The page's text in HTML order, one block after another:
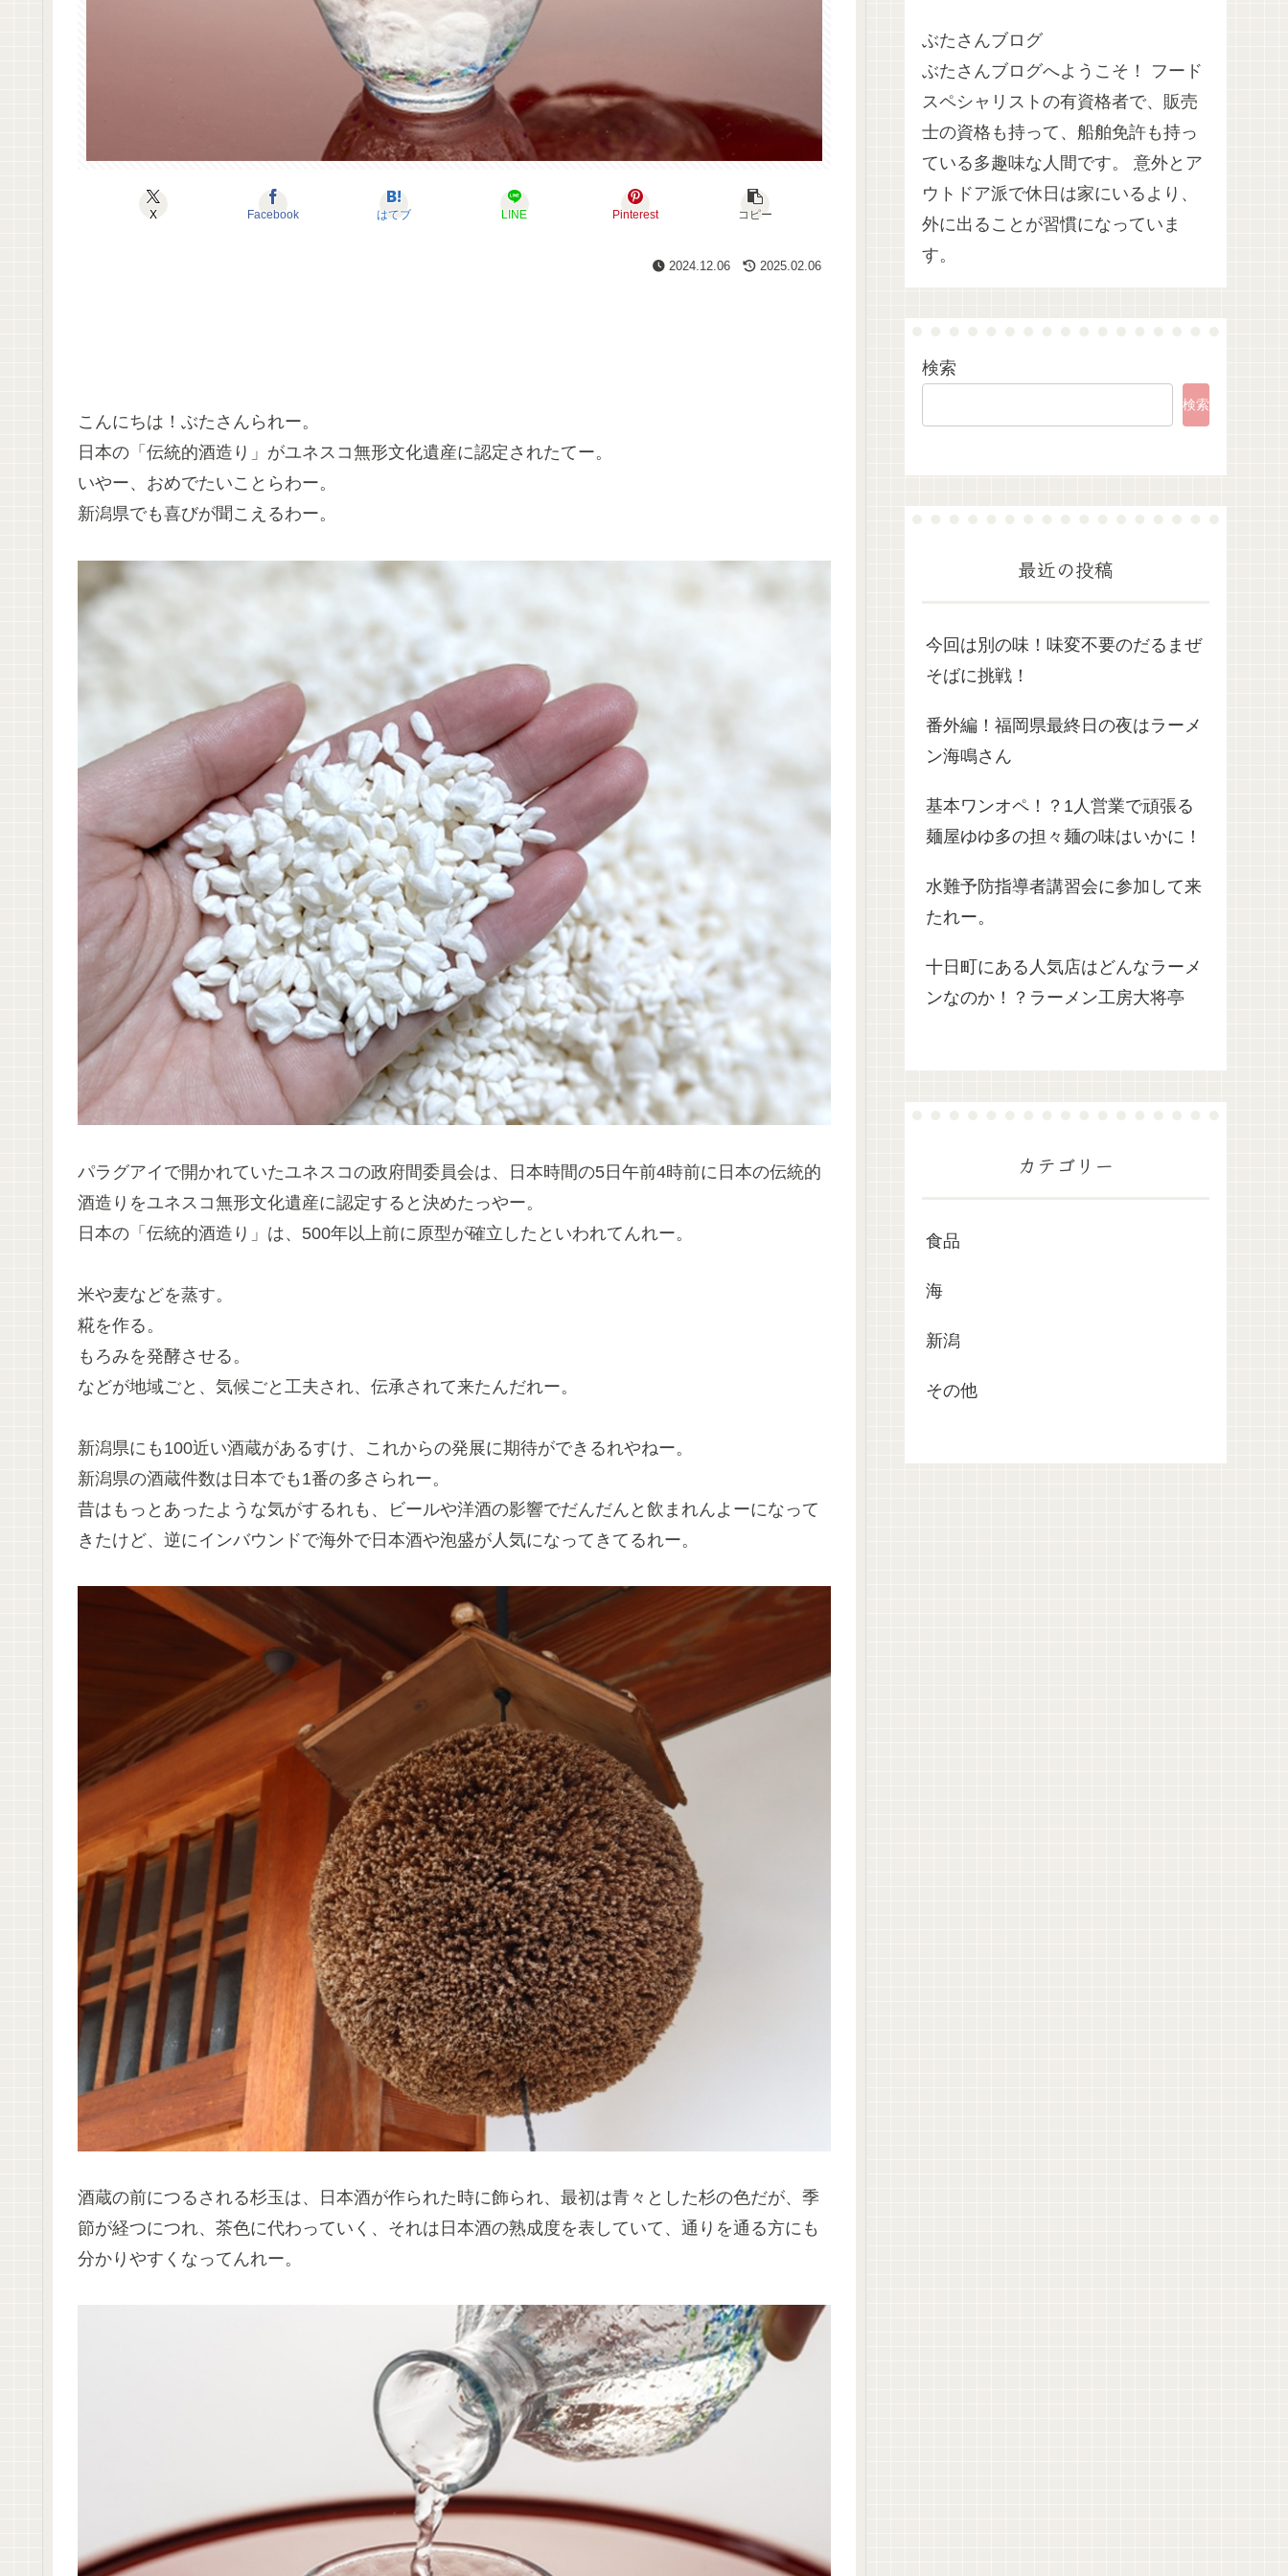
X Facebook はてブ LINE Pinterest コピー
2024.12.06 2025.02.06
こんにちは！ぶたさんられー。
日本の「伝統的酒造り」がユネスコ無形文化遺産に認定されたてー。
いやー、おめでたいことらわー。
新潟県でも喜びが聞こえるわー。
パラグアイで開かれていたユネスコの政府間委員会は、日本時間の5日午前4時前に日本の伝統的
酒造りをユネスコ無形文化遺産に認定すると決めたっやー。
日本の「伝統的酒造り」は、500年以上前に原型が確立したといわれてんれー。
米や麦などを蒸す。
糀を作る。
もろみを発酵させる。
などが地域ごと、気候ごと工夫され、伝承されて来たんだれー。
新潟県にも100近い酒蔵があるすけ、これからの発展に期待ができるれやねー。
新潟県の酒蔵件数は日本でも1番の多さられー。
昔はもっとあったような気がするれも、ビールや洋酒の影響でだんだんと飲まれんよーになって
きたけど、逆にインバウンドで海外で日本酒や泡盛が人気になってきてるれー。
酒蔵の前につるされる杉玉は、日本酒が作られた時に飾られ、最初は青々とした杉の色だが、季
節が経つにつれ、茶色に代わっていく、それは日本酒の熟成度を表していて、通りを通る方にも
分かりやすくなってんれー。
ぶたさんブログ
ぶたさんブログへようこそ！ フード
スペシャリストの有資格者で、販売
士の資格も持って、船舶免許も持っ
ている多趣味な人間です。 意外とア
ウトドア派で休日は家にいるより、
外に出ることが習慣になっていま
す。
検索
検索
最近の投稿
今回は別の味！味変不要のだるまぜ
そばに挑戦！
番外編！福岡県最終日の夜はラーメ
ン海鳴さん
基本ワンオペ！？1人営業で頑張る
麺屋ゆゆ多の担々麺の味はいかに！
水難予防指導者講習会に参加して来
たれー。
十日町にある人気店はどんなラーメ
ンなのか！？ラーメン工房大将亭
カテゴリー
食品
海
新潟
その他